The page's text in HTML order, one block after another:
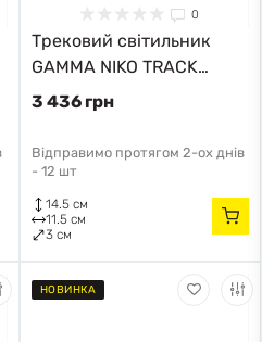
0
Трековий світильник
GAMMA NIKO TRACK
MAGNETIC AZ5284
3 436 грн
Відправимо протягом 2-ох днів
- 12 шт
14.5 см
11.5 см
3 см
НОВИНКА